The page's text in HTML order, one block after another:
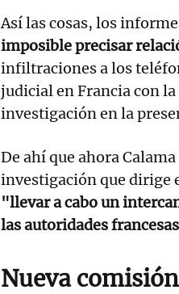
Así las cosas, los
imposible precisar
infiltraciones a los
judicial en Francia con
investigación en la
De ahí que ahora
investigación que dirige
"llevar a cabo un
las autoridades
Nueva